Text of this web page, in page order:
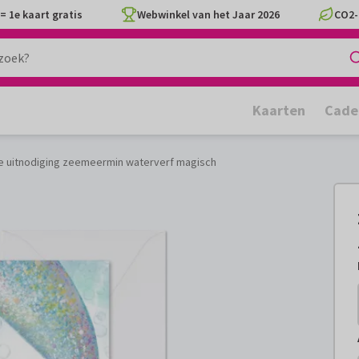
1e kaart gratis Webwinkel van het Jaar 2026
Kaarten
uitnodiging zeemeermin waterverf magisch